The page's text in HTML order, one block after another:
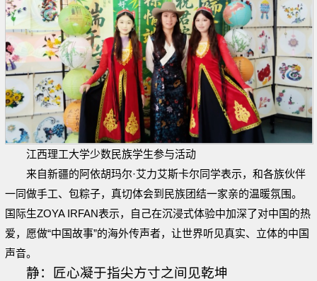
江西理工大学少数民族学生参与活动
来自新疆的阿依胡玛尔·艾力艾斯卡尔同学表示，和各族伙伴
一同做手工、包粽子，真切体会到民族团结一家亲的温暖氛围。
国际生ZOYA IRFAN表示，自己在沉浸式体验中加深了对中国的热
爱，愿做“中国故事”的海外传声者，让世界听见真实、立体的中国
声音。
静：匠心凝于指尖方寸之间见乾坤